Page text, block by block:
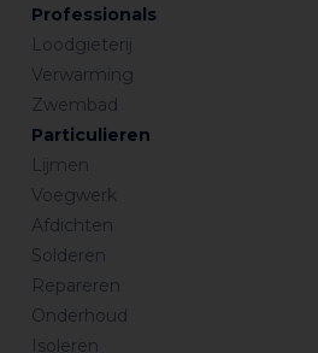
Professionals
Loodgieterij
Verwarming
Zwembad
Particulieren
Lijmen
Voegwerk
Afdichten
Solderen
Repareren
Onderhoud
Isoleren